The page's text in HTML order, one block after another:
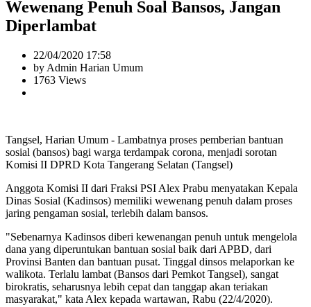
Wewenang Penuh Soal Bansos, Jangan
Diperlambat
22/04/2020 17:58
by Admin Harian Umum
1763 Views
Tangsel, Harian Umum - Lambatnya proses pemberian bantuan
sosial (bansos) bagi warga terdampak corona, menjadi sorotan
Komisi II DPRD Kota Tangerang Selatan (Tangsel)
Anggota Komisi II dari Fraksi PSI Alex Prabu menyatakan Kepala
Dinas Sosial (Kadinsos) memiliki wewenang penuh dalam proses
jaring pengaman sosial, terlebih dalam bansos.
"Sebenarnya Kadinsos diberi kewenangan penuh untuk mengelola
dana yang diperuntukan bantuan sosial baik dari APBD, dari
Provinsi Banten dan bantuan pusat. Tinggal dinsos melaporkan ke
walikota. Terlalu lambat (Bansos dari Pemkot Tangsel), sangat
birokratis, seharusnya lebih cepat dan tanggap akan teriakan
masyarakat," kata Alex kepada wartawan, Rabu (22/4/2020).